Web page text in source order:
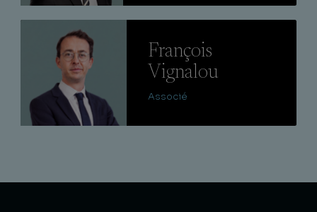
François
Vignalou
Associé